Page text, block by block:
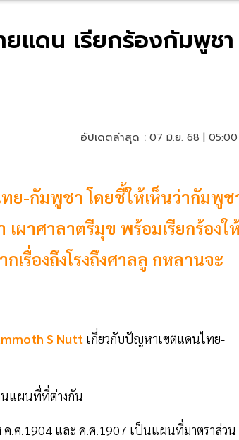
แดน เรียกร้องกัมพูชา
อัปเดตล่าสุด : 07 มิ.ย. 68 |
ย-กัมพูชา โดยชี้ให้เห็นว่ากัมพูช
ผาศาลาตรีมุข พร้อมเรียกร้องใ
รื่องถึงโรงถึงศาลลู กหลานจะ
S Nutt เกี่ยวกับปัญหาเขตแดนไทย-
นแผนที่ที่ต่างกัน
.ศ.1904 และ ค.ศ.1907 เป็นแผนที่มาตราส่วน